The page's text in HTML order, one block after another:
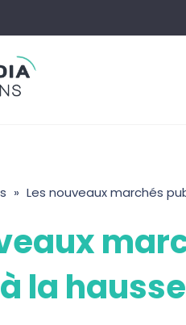
» Les nouveaux marchés
la